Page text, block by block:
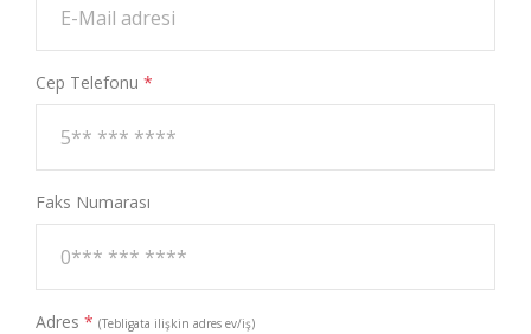
Cep Telefonu *
Faks Numarası
Adres * (Tebligata ilişkin adres ev/iş)